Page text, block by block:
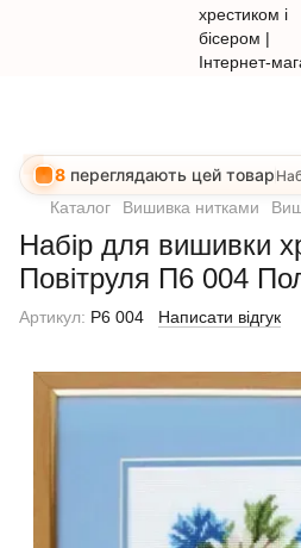
8 переглядають цей товар
Каталог Вишивка нитками
Набір для вишивки
Повітруля П6 004
Артикул: Р6 004 Написати відгук